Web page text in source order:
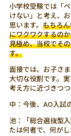
小学校受験では「
けない」と考え、
思います。もちろ
にワクワクするの
見極め、当校でそ
す。
面接では、お子さ
大切な役割です。
考え方に近づきつつ
中：今後、AO入試
池：「総合選抜型
たは何者で、何が